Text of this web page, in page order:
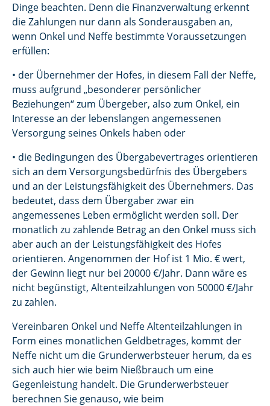
Dinge beachten. Denn die Finanzverwaltung erkennt
die Zahlungen nur dann als Sonderausgaben an,
wenn Onkel und Neffe bestimmte Voraussetzungen
erfüllen:
• der Übernehmer der Hofes, in diesem Fall der Neffe,
muss aufgrund „besonderer persönlicher
Beziehungen“ zum Übergeber, also zum Onkel, ein
Interesse an der lebenslangen angemessenen
Versorgung seines Onkels haben oder
• die Bedingungen des Übergabevertrages orientieren
sich an dem Versorgungsbedürfnis des Übergebers
und an der Leistungsfähigkeit des Übernehmers. Das
bedeutet, dass dem Übergaber zwar ein
angemessenes Leben ermöglicht werden soll. Der
monatlich zu zahlende Betrag an den Onkel muss sich
aber auch an der Leistungsfähigkeit des Hofes
orientieren. Angenommen der Hof ist 1 Mio. € wert,
der Gewinn liegt nur bei 20000 €/Jahr. Dann wäre es
nicht begünstigt, Altenteilzahlungen von 50000 €/Jahr
zu zahlen.
Vereinbaren Onkel und Neffe Altenteilzahlungen in
Form eines monatlichen Geldbetrages, kommt der
Neffe nicht um die Grunderwerbsteuer herum, da es
sich auch hier wie beim Nießbrauch um eine
Gegenleistung handelt. Die Grunderwerbsteuer
berechnen Sie genauso, wie beim